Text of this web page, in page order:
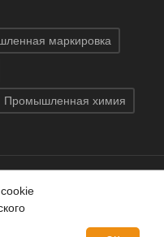
маркировка
Промышленная химия
ГК «Индатэк»
с сайта запрещено.
офертой, определяемой